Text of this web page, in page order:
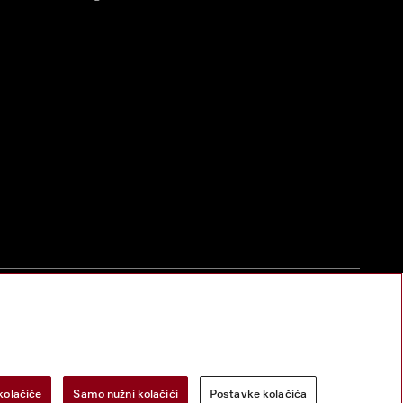
Samo nužni kolačići Postavke kolačića